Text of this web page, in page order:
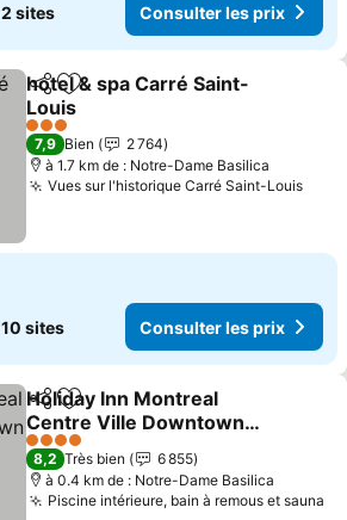
2 sites Consulter les prix
PartagerAjouter à mes favoris
hotel & spa Carré Saint-
Louis
Consulter les prix
3 Étoiles
7,9 Bien
2 764
à 1.7 km de : Notre-Dame Basilica
Vues sur l'historique Carré Saint-Louis
10 sites Consulter les prix
PartagerAjouter à mes favoris
Holiday Inn Montreal
Centre Ville Downtown
by IHG
Consulter les prix
4 Étoiles
8,2 Très bien
6 855
à 0.4 km de : Notre-Dame Basilica
Piscine intérieure, bain à remous et sauna